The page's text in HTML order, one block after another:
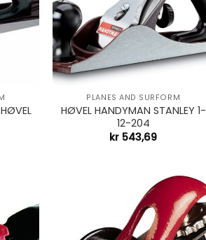
+
PLANES AND SURFORM
HØVEL HANDYMAN STANLEY 1-
12-204
kr 543,69